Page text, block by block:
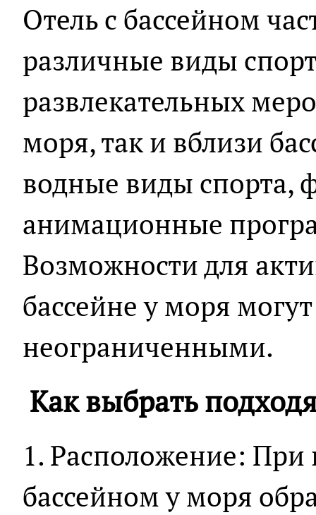
Отель с бассейном
различные виды
развлекательных
моря, так и вблизи
водные виды спорта,
анимационные
Возможности для
бассейне у моря
неограниченными.
Как выбрать
1. Расположение: При
бассейном у моря